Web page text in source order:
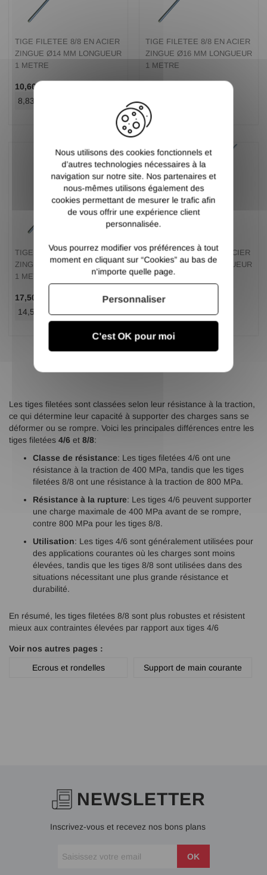
TIGE FILETEE 8/8 EN ACIER
ZINGUE Ø14 MM LONGUEUR
1 METRE
10,60 €
8,83 €
TIGE FILETEE 8/8 EN ACIER
ZINGUE Ø16 MM LONGUEUR
1 METRE
TIGE FILETEE 8/8 EN ACIER
ZINGUE Ø18 MM LONGUEUR
1 METRE
17,50 €
14,58 €
/ Pce HT
TIGE FILETEE 8/8 EN ACIER
ZINGUE Ø20 MM LONGUEUR
1 METRE
21,10 €
Les tiges filetées sont classées selon leur résistance à la traction,
ce qui détermine leur capacité à supporter des charges sans se
déformer ou se rompre. Voici les principales différences entre les
tiges filetées 4/6 et 8/8:
Classe de résistance: Les tiges filetées 4/6 ont une
résistance à la traction de 400 MPa, tandis que les tiges
filetées 8/8 ont une résistance à la traction de 800 MPa.
Résistance à la rupture: Les tiges 4/6 peuvent supporter
une charge maximale de 400 MPa avant de se rompre,
contre 800 MPa pour les tiges 8/8.
Utilisation: Les tiges 4/6 sont généralement utilisées pour
des applications courantes où les charges sont moins
élevées, tandis que les tiges 8/8 sont utilisées dans des
situations nécessitant une plus grande résistance et
durabilité.
En résumé, les tiges filetées 8/8 sont plus robustes et résistent
mieux aux contraintes élevées par rapport aux tiges 4/6
Voir nos autres pages :
Ecrous et rondelles
Support de main courante
NEWSLETTER
Inscrivez-vous et recevez nos bons plans
OK
Nous utilisons des cookies fonctionnels et
d’autres technologies nécessaires à la
navigation sur notre site. Nos partenaires et
nous-mêmes utilisons également des
cookies permettant de mesurer le trafic afin
de vous offrir une expérience client
personnalisée.
Vous pourrez modifier vos préférences à tout
moment en cliquant sur “Cookies” au bas de
n'importe quelle page.
C'est OK pour moi
Personnaliser